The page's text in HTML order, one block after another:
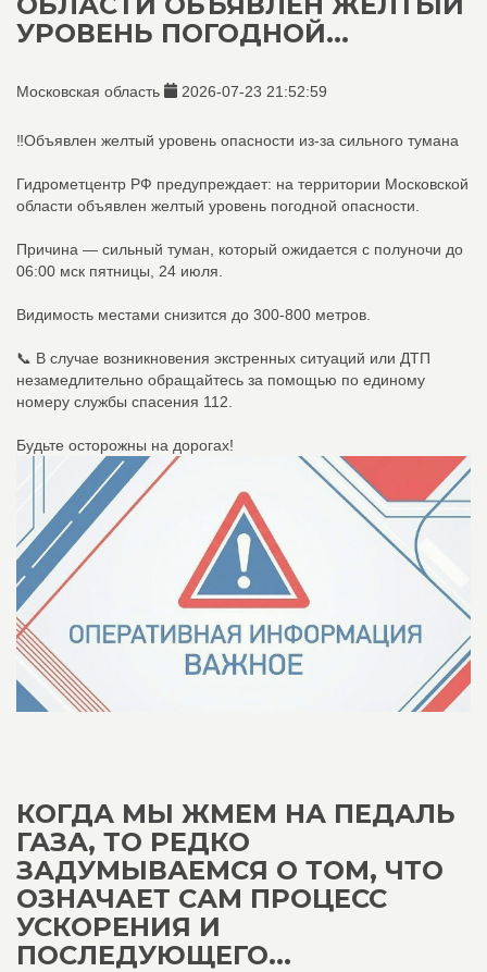
УРОВЕНЬ ПОГОДНОЙ...
Московская область 2026-07-23 21:52:59
‼️Объявлен желтый уровень опасности из-за сильного тумана
Гидрометцентр РФ предупреждает: на территории Московской
области объявлен желтый уровень погодной опасности.
Причина — сильный туман, который ожидается с полуночи до
06:00 мск пятницы, 24 июля.
Видимость местами снизится до 300-800 метров.
📞 В случае возникновения экстренных ситуаций или ДТП
незамедлительно обращайтесь за помощью по единому
номеру службы спасения 112.
Будьте осторожны на дорогах!
КОГДА МЫ ЖМЕМ НА ПЕДАЛЬ
ГАЗА, ТО РЕДКО
ЗАДУМЫВАЕМСЯ О ТОМ, ЧТО
ОЗНАЧАЕТ САМ ПРОЦЕСС
УСКОРЕНИЯ И
ПОСЛЕДУЮЩЕГО...